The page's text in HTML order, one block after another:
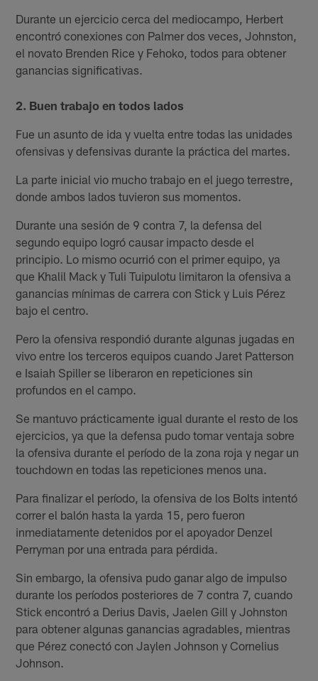
Durante un ejercicio cerca del mediocampo, Herbert
encontró conexiones con Palmer dos veces, Johnston,
el novato Brenden Rice y Fehoko, todos para obtener
ganancias significativas.
2. Buen trabajo en todos lados
Fue un asunto de ida y vuelta entre todas las unidades
ofensivas y defensivas durante la práctica del martes.
La parte inicial vio mucho trabajo en el juego terrestre,
donde ambos lados tuvieron sus momentos.
Durante una sesión de 9 contra 7, la defensa del
segundo equipo logró causar impacto desde el
principio. Lo mismo ocurrió con el primer equipo, ya
que Khalil Mack y Tuli Tuipulotu limitaron la ofensiva a
ganancias mínimas de carrera con Stick y Luis Pérez
bajo el centro.
Pero la ofensiva respondió durante algunas jugadas en
vivo entre los terceros equipos cuando Jaret Patterson
e Isaiah Spiller se liberaron en repeticiones sin
profundos en el campo.
Se mantuvo prácticamente igual durante el resto de los
ejercicios, ya que la defensa pudo tomar ventaja sobre
la ofensiva durante el período de la zona roja y negar un
touchdown en todas las repeticiones menos una.
Para finalizar el período, la ofensiva de los Bolts intentó
correr el balón hasta la yarda 15, pero fueron
inmediatamente detenidos por el apoyador Denzel
Perryman por una entrada para pérdida.
Sin embargo, la ofensiva pudo ganar algo de impulso
durante los períodos posteriores de 7 contra 7, cuando
Stick encontró a Derius Davis, Jaelen Gill y Johnston
para obtener algunas ganancias agradables, mientras
que Pérez conectó con Jaylen Johnson y Cornelius
Johnson.